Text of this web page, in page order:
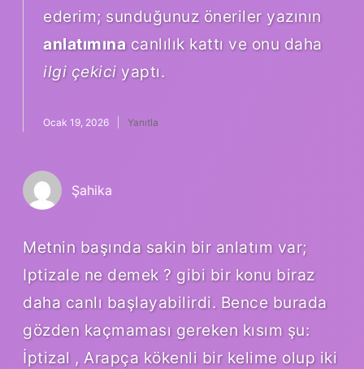
ederim; sunduğunuz öneriler yazının
anlatımınacanlılık kattı ve onu daha
ilgi çekici yaptı.
Ocak 19, 2026 Yanıtla
Şahika
Metnin başında sakin bir anlatım var;
Iptizale ne demek ? gibi bir konu biraz
daha canlı başlayabilirdi. Bence burada
gözden kaçmaması gereken kısım şu:
İptizal , Arapça kökenli bir kelime olup iki